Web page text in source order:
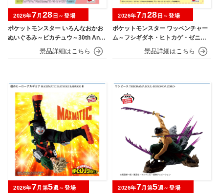
ポケットモンスター いろんなおかお
ぬいぐるみ～ピカチュウ～30th Anni
2026年7月 28 日～登場
ポケットモンスター ワッペンチャー
ム～フシギダネ・ヒトカゲ・ゼニガ
メ・ピカチュウ～30th Anniversary
2026年7月 28 日～登場
2026年7月第5週～登場 2026年7月第5週～登場